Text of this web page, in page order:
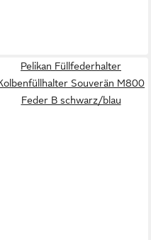
Pelikan Füllfederhalter
Souverän M800
Feder B schwarz/blau